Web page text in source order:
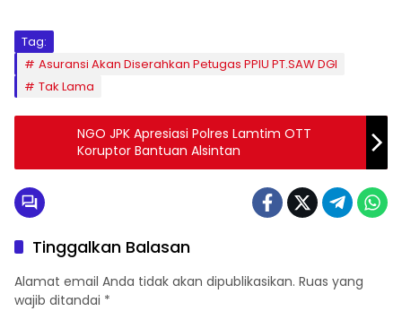
Tag:
Asuransi Akan Diserahkan Petugas PPIU PT.SAW DGI
Tak Lama
NGO JPK Apresiasi Polres Lamtim OTT
Koruptor Bantuan Alsintan
Tinggalkan Balasan
Alamat email Anda tidak akan dipublikasikan. Ruas yang
wajib ditandai *